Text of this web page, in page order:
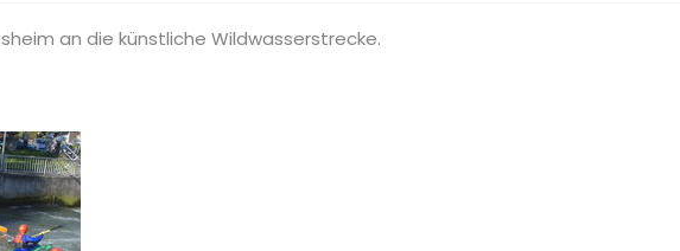
an die künstliche Wildwasserstrecke.